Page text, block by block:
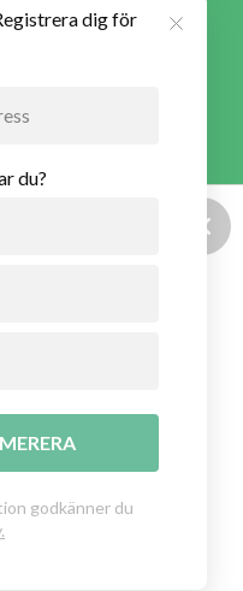
mig
vänligen se